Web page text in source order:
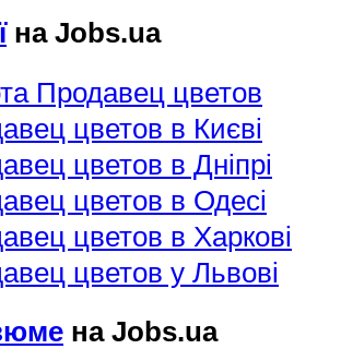
на Jobs.ua
Продавец цветов
цветов в Києві
цветов в Дніпрі
цветов в Одесі
цветов в Харкові
цветов у Львові
на Jobs.ua